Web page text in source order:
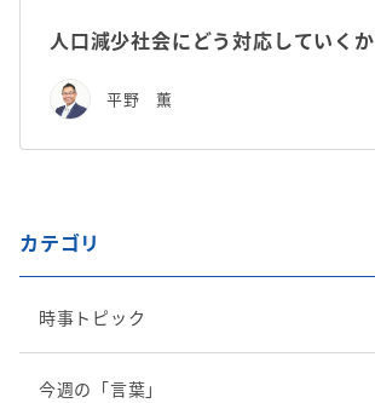
人口減少社会にどう対応していくか
平野 薫
カテゴリ
時事トピック
今週の「言葉」